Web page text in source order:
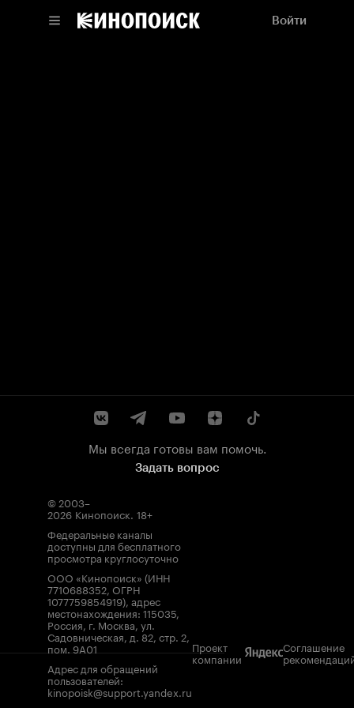
Войти
Мы всегда готовы вам помочь.
Задать вопрос
© 2003–
2026 Кинопоиск. 18+
Федеральные каналы
доступны для бесплатного
просмотра круглосуточно
ООО «Кинопоиск» (ИНН
7710688352, ОГРН
1077759854919), адрес
местонахождения: 115035,
Россия, г. Москва, ул.
Садовническая, д. 82, стр. 2,
пом. 9А01
Адрес для обращений
пользователей:
kinopoisk@support.yandex.ru
Проект
компании
Соглашение